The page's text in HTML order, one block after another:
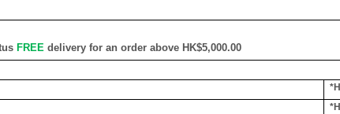
FREEdelivery for an order above HK$5,000.00